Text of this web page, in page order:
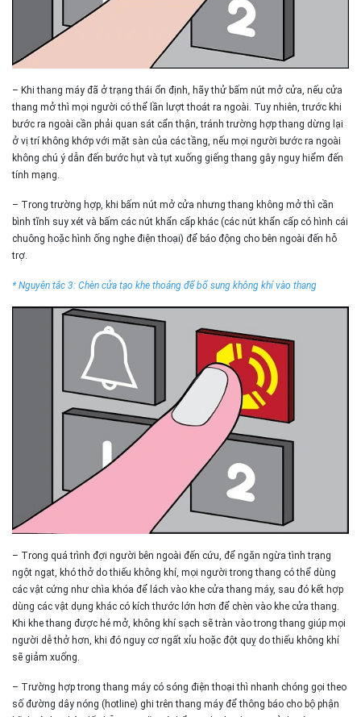
– Khi thang máy đã ở trạng thái ổn định, hãy thử bấm nút mở cửa, nếu cửa
thang mở thì mọi người có thể lần lượt thoát ra ngoài. Tuy nhiên, trước khi
bước ra ngoài cần phải quan sát cẩn thận, tránh trường hợp thang dừng lại
ở vị trí không khớp với mặt sàn của các tầng, nếu mọi người bước ra ngoài
không chú ý dẫn đến bước hụt và tụt xuống giếng thang gây nguy hiểm đến
tính mạng.
– Trong trường hợp, khi bấm nút mở cửa nhưng thang không mở thì cần
bình tĩnh suy xét và bấm các nút khẩn cấp khác (các nút khẩn cấp có hình cái
chuông hoặc hình ống nghe điện thoại) để báo động cho bên ngoài đến hỗ
trợ.
* Nguyên tắc 3: Chèn cửa tạo khe thoáng để bổ sung không khí vào thang
– Trong quá trình đợi người bên ngoài đến cứu, để ngăn ngừa tình trạng
ngột ngạt, khó thở do thiếu không khí, mọi người trong thang có thể dùng
các vật cứng như chìa khóa để lách vào khe cửa thang máy, sau đó kết hợp
dùng các vật dụng khác có kích thước lớn hơn để chèn vào khe cửa thang.
Khi khe thang được hé mở, không khí sạch sẽ tràn vào trong thang giúp mọi
người dễ thở hơn, khi đó nguy cơ ngất xỉu hoặc đột quỵ do thiếu không khí
sẽ giảm xuống.
– Trường hợp trong thang máy có sóng điện thoại thì nhanh chóng gọi theo
số đường dây nóng (hotline) ghi trên thang máy để thông báo cho bộ phận